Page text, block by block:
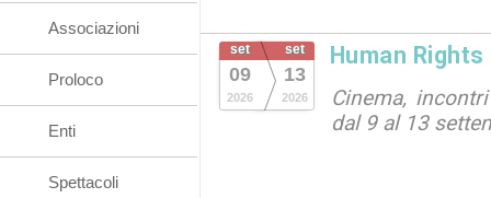
set
09
2026
set
13
2026
Human
Cinema,
dal 9 al 13
Associazioni
Proloco
Enti
Spettacoli